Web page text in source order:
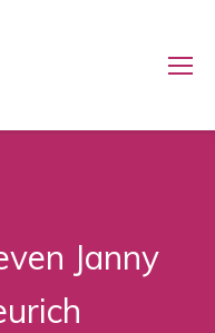
Janny